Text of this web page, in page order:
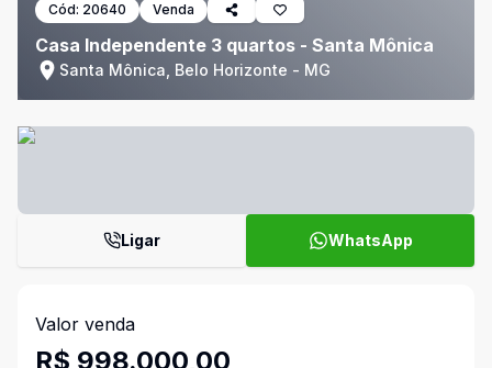
Cód: 20640 Venda
Casa Independente 3 quartos - Santa Mônica
Santa Mônica, Belo Horizonte - MG
Ligar WhatsApp
Valor venda
R$ 998.000,00